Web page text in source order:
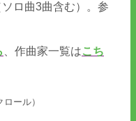
ロ曲3曲含む）。参
、作曲家一覧はこち
ール）